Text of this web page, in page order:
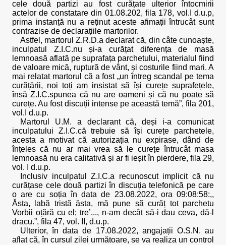
cele două partizi au fost curățate ulterior întocmirii
actelor de constatare din 01.08.202, fila 178, vol.I d.u.p,
prima instanță nu a reținut aceste afimații întrucât sunt
contrazise de declarațiile martorilor.
Astfel, martorul Z.R.D.a declarat că, din câte cunoaște,
inculpatul Z.I.C.nu și-a curățat diferența de masă
lemnoasă aflată pe suprafața parchetului, materialul fiind
de valoare mică, ruptură de vânt, și costurile fiind mari. A
mai relatat martorul că a fost „un întreg scandal pe tema
curățării, noi toți am insistat să își curețe suprafețele,
însă Z.I.C.spunea că nu are oameni și că nu poate să
curețe. Au fost discuții intense pe această temă”, fila 201,
vol.I d.u.p.
Martorul U.M. a declarant că, deși i-a comunicat
inculpatului Z.I.C.că trebuie să își curețe parchetele,
acesta a motivat că autorizația nu expirase, dând de
înțeles că nu ar mai vrea să le curețe întrucât masa
lemnoasă nu era calitativă și ar fi ieșit în pierdere, fila 29,
vol. I d.u.p.
Inclusiv inculpatul Z.I.C.a recunoscut implicit că nu
curățase cele două partizi în discuția telefonică pe care
o are cu soția în data de 23.08.2022, ora 09:08:58:,,
Ăsta, labă tristă ăsta, mă pune să curăț tot parchetu
Vorbii oțără cu el; tre’..., n-am decât să-i dau ceva, dă-l
dracu.”, fila 47, vol. II, d.u.p.
Ulterior, în data de 17.08.2022, angajații O.S.N. au
aflat că, în cursul zilei următoare, se va realiza un control